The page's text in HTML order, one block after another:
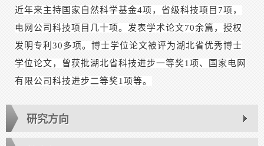
近年来主持国家自然科学基金4项，省级科技项目7项，
电网公司科技项目几十项。发表学术论文70余篇，授权
发明专利30多项。博士学位论文被评为湖北省优秀博士
学位论文，曾获批湖北省科技进步一等奖1项、国家电网
有限公司科技进步二等奖1项等。
研究方向